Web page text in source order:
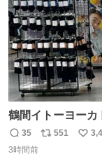
鶴間イトーヨーカ
クを開店前に実施
者は覚悟してお越
返
信
35
リ
551
い
3時間前